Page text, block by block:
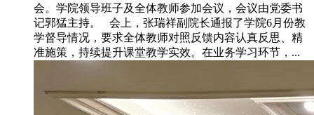
会。学院领导班子及全体教师参加会议，会议由党委书
记郭猛主持。 会上，张瑞祥副院长通报了学院6月份教
学督导情况，要求全体教师对照反馈内容认真反思、精
准施策，持续提升课堂教学实效。在业务学习环节，...